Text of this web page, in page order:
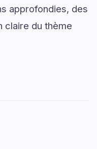
approfondies, des
claire du thème